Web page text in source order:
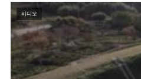
비디오